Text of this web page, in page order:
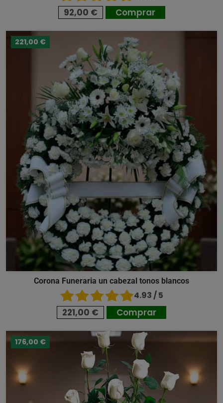
92,00 € Comprar
221,00 €
Corona Funeraria un cabezal tonos blancos
4.93 / 5
221,00 € Comprar
176,00 €